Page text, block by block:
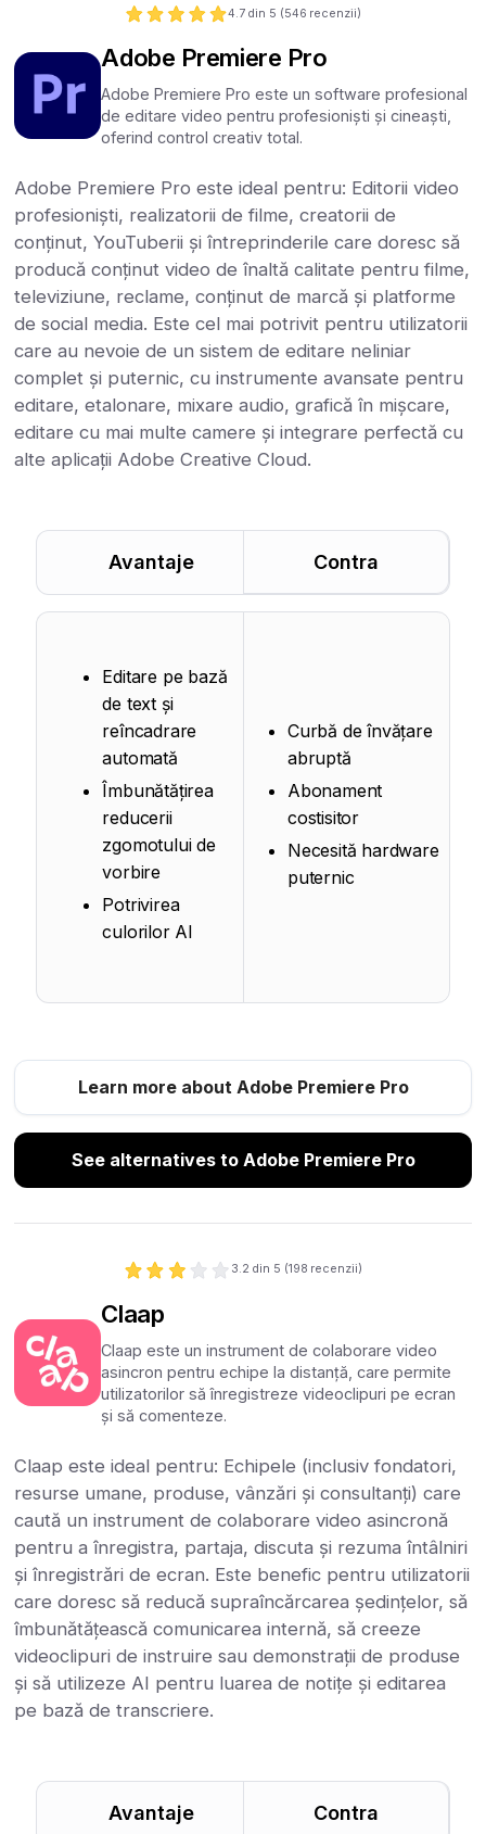
4.7 din 5 (546 recenzii)
Adobe Premiere Pro
Adobe Premiere Pro este un software profesional
de editare video pentru profesioniști și cineaști,
oferind control creativ total.
Adobe Premiere Pro este ideal pentru: Editorii video
profesioniști, realizatorii de filme, creatorii de
conținut, YouTuberii și întreprinderile care doresc să
producă conținut video de înaltă calitate pentru filme,
televiziune, reclame, conținut de marcă și platforme
de social media. Este cel mai potrivit pentru utilizatorii
care au nevoie de un sistem de editare neliniar
complet și puternic, cu instrumente avansate pentru
editare, etalonare, mixare audio, grafică în mișcare,
editare cu mai multe camere și integrare perfectă cu
alte aplicații Adobe Creative Cloud.
Avantaje Contra
Editare pe bază
de text și
reîncadrare
automată
Îmbunătățirea
reducerii
zgomotului de
vorbire
Potrivirea
culorilor AI
Curbă de învățare
abruptă
Abonament
costisitor
Necesită hardware
puternic
Learn more about Adobe Premiere Pro
See alternatives to Adobe Premiere Pro
3.2 din 5 (198 recenzii)
Claap
Claap este un instrument de colaborare video
asincron pentru echipe la distanță, care permite
utilizatorilor să înregistreze videoclipuri pe ecran
și să comenteze.
Claap este ideal pentru: Echipele (inclusiv fondatori,
resurse umane, produse, vânzări și consultanți) care
caută un instrument de colaborare video asincronă
pentru a înregistra, partaja, discuta și rezuma întâlniri
și înregistrări de ecran. Este benefic pentru utilizatorii
care doresc să reducă supraîncărcarea ședințelor, să
îmbunătățească comunicarea internă, să creeze
videoclipuri de instruire sau demonstrații de produse
și să utilizeze AI pentru luarea de notițe și editarea
pe bază de transcriere.
Avantaje Contra